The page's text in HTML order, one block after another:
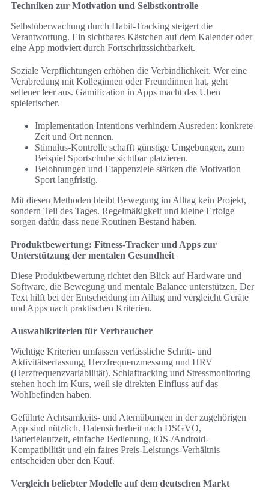
Techniken zur Motivation und Selbstkontrolle
Selbstüberwachung durch Habit-Tracking steigert die
Verantwortung. Ein sichtbares Kästchen auf dem Kalender oder
eine App motiviert durch Fortschrittssichtbarkeit.
Soziale Verpflichtungen erhöhen die Verbindlichkeit. Wer eine
Verabredung mit Kolleginnen oder Freundinnen hat, geht
seltener leer aus. Gamification in Apps macht das Üben
spielerischer.
Implementation Intentions verhindern Ausreden: konkrete
Zeit und Ort nennen.
Stimulus-Kontrolle schafft günstige Umgebungen, zum
Beispiel Sportschuhe sichtbar platzieren.
Belohnungen und Etappenziele stärken die Motivation
Sport langfristig.
Mit diesen Methoden bleibt Bewegung im Alltag kein Projekt,
sondern Teil des Tages. Regelmäßigkeit und kleine Erfolge
sorgen dafür, dass neue Routinen Bestand haben.
Produktbewertung: Fitness-Tracker und Apps zur
Unterstützung der mentalen Gesundheit
Diese Produktbewertung richtet den Blick auf Hardware und
Software, die Bewegung und mentale Balance unterstützen. Der
Text hilft bei der Entscheidung im Alltag und vergleicht Geräte
und Apps nach praktischen Kriterien.
Auswahlkriterien für Verbraucher
Wichtige Kriterien umfassen verlässliche Schritt- und
Aktivitätserfassung, Herzfrequenzmessung und HRV
(Herzfrequenzvariabilität). Schlaftracking und Stressmonitoring
stehen hoch im Kurs, weil sie direkten Einfluss auf das
Wohlbefinden haben.
Geführte Achtsamkeits- und Atemübungen in der zugehörigen
App sind nützlich. Datensicherheit nach DSGVO,
Batterielaufzeit, einfache Bedienung, iOS-/Android-
Kompatibilität und ein faires Preis-Leistungs-Verhältnis
entscheiden über den Kauf.
Vergleich beliebter Modelle auf dem deutschen Markt